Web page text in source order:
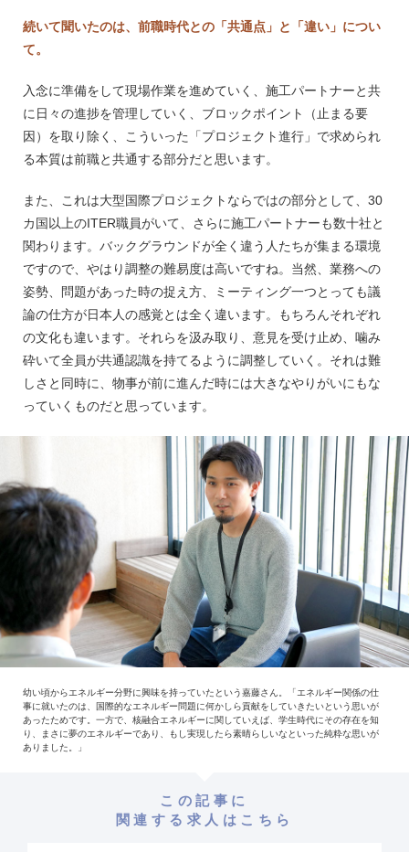
Vacuum Engineer
続いて聞いたのは、前職時代との「共通点」と「違い」につい
て。
入念に準備をして現場作業を進めていく、施工パートナーと共
に日々の進捗を管理していく、ブロックポイント（止まる要
因）を取り除く、こういった「プロジェクト進行」で求められ
る本質は前職と共通する部分だと思います。
また、これは大型国際プロジェクトならではの部分として、30
カ国以上のITER職員がいて、さらに施工パートナーも数十社と
関わります。バックグラウンドが全く違う人たちが集まる環境
ですので、やはり調整の難易度は高いですね。当然、業務への
姿勢、問題があった時の捉え方、ミーティング一つとっても議
論の仕方が日本人の感覚とは全く違います。もちろんそれぞれ
の文化も違います。それらを汲み取り、意見を受け止め、噛み
砕いて全員が共通認識を持てるように調整していく。それは難
しさと同時に、物事が前に進んだ時には大きなやりがいにもな
っていくものだと思っています。
幼い頃からエネルギー分野に興味を持っていたという嘉藤さん。「エネルギー関係の仕
事に就いたのは、国際的なエネルギー問題に何かしら貢献をしていきたいという思いが
あったためです。一方で、核融合エネルギーに関していえば、学生時代にその存在を知
り、まさに夢のエネルギーであり、もし実現したら素晴らしいなといった純粋な思いが
ありました。」
この記事に
関連する求人はこちら